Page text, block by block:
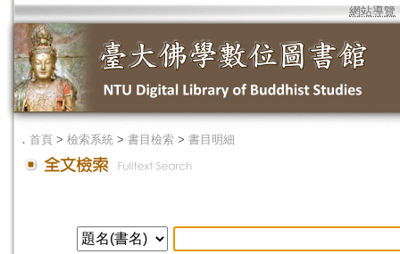
網站導覽
． 首頁 > 檢索系統 > 書目檢索 > 書目明細